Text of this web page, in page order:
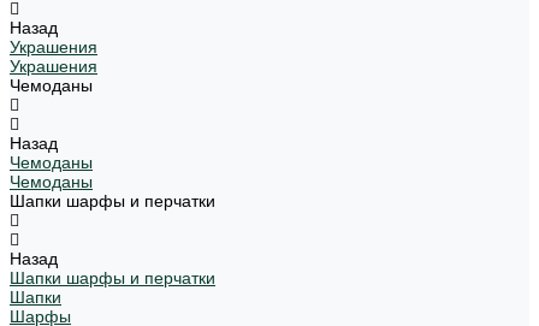
Назад
Украшения
Украшения
Чемоданы
Назад
Чемоданы
Чемоданы
Шапки шарфы и перчатки
Назад
Шапки шарфы и перчатки
Шапки
Шарфы